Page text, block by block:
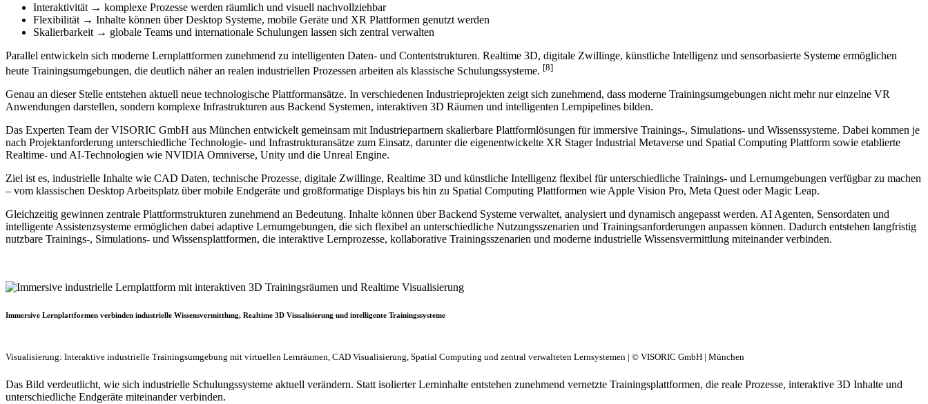
Interaktivität → komplexe Prozesse werden räumlich und visuell nachvollziehbar
Flexibilität → Inhalte können über Desktop Systeme, mobile Geräte und XR Plattformen genutzt werden
Skalierbarkeit → globale Teams und internationale Schulungen lassen sich zentral verwalten
Parallel entwickeln sich moderne Lernplattformen zunehmend zu intelligenten Daten- und Contentstrukturen. Realtime 3D, digitale Zwillinge, künstliche Intelligenz und sensorbasierte Systeme ermöglichen
heute Trainingsumgebungen, die deutlich näher an realen industriellen Prozessen arbeiten als klassische Schulungssysteme. [8]
Genau an dieser Stelle entstehen aktuell neue technologische Plattformansätze. In verschiedenen Industrieprojekten zeigt sich zunehmend, dass moderne Trainingsumgebungen nicht mehr nur einzelne VR
Anwendungen darstellen, sondern komplexe Infrastrukturen aus Backend Systemen, interaktiven 3D Räumen und intelligenten Lernpipelines bilden.
Das Experten Team der VISORIC GmbH aus München entwickelt gemeinsam mit Industriepartnern skalierbare Plattformlösungen für immersive Trainings-, Simulations- und Wissenssysteme. Dabei kommen je
nach Projektanforderung unterschiedliche Technologie- und Infrastrukturansätze zum Einsatz, darunter die eigenentwickelte XR Stager Industrial Metaverse und Spatial Computing Plattform sowie etablierte
Realtime- und AI-Technologien wie NVIDIA Omniverse, Unity und die Unreal Engine.
Ziel ist es, industrielle Inhalte wie CAD Daten, technische Prozesse, digitale Zwillinge, Realtime 3D und künstliche Intelligenz flexibel für unterschiedliche Trainings- und Lernumgebungen verfügbar zu machen
– vom klassischen Desktop Arbeitsplatz über mobile Endgeräte und großformatige Displays bis hin zu Spatial Computing Plattformen wie Apple Vision Pro, Meta Quest oder Magic Leap.
Gleichzeitig gewinnen zentrale Plattformstrukturen zunehmend an Bedeutung. Inhalte können über Backend Systeme verwaltet, analysiert und dynamisch angepasst werden. AI Agenten, Sensordaten und
intelligente Assistenzsysteme ermöglichen dabei adaptive Lernumgebungen, die sich flexibel an unterschiedliche Nutzungsszenarien und Trainingsanforderungen anpassen können. Dadurch entstehen langfristig
nutzbare Trainings-, Simulations- und Wissensplattformen, die interaktive Lernprozesse, kollaborative Trainingsszenarien und moderne industrielle Wissensvermittlung miteinander verbinden.
Immersive Lernplattformen verbinden industrielle Wissensvermittlung, Realtime 3D Visualisierung und intelligente Trainingssysteme
Visualisierung: Interaktive industrielle Trainingsumgebung mit virtuellen Lernräumen, CAD Visualisierung, Spatial Computing und zentral verwalteten Lernsystemen | © VISORIC GmbH | München
Das Bild verdeutlicht, wie sich industrielle Schulungssysteme aktuell verändern. Statt isolierter Lerninhalte entstehen zunehmend vernetzte Trainingsplattformen, die reale Prozesse, interaktive 3D Inhalte und
unterschiedliche Endgeräte miteinander verbinden.